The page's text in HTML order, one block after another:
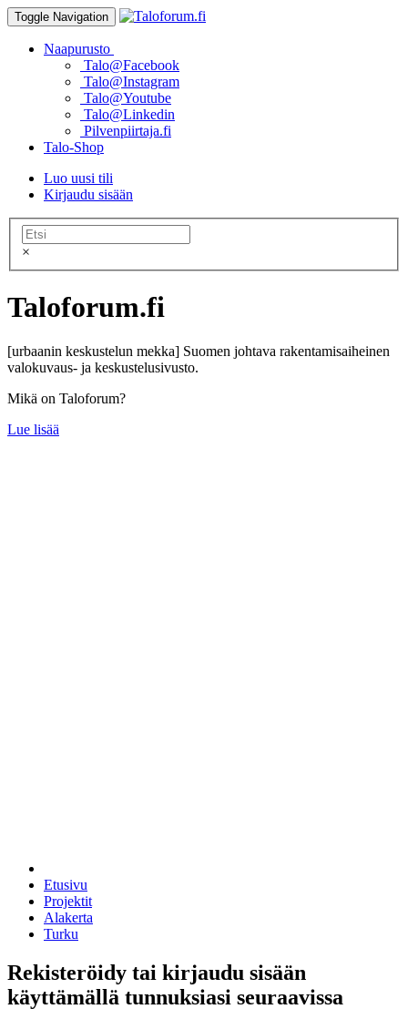
Toggle Navigation
Naapurusto
Talo@Facebook
Talo@Instagram
Talo@Youtube
Talo@Linkedin
Pilvenpiirtaja.fi
Talo-Shop
Luo uusi tili
Kirjaudu sisään
×
Taloforum.fi
[urbaanin keskustelun mekka] Suomen johtava rakentamisaiheinen
valokuvaus- ja keskustelusivusto.
Mikä on Taloforum?
Lue lisää
Etusivu
Projektit
Alakerta
Turku
Rekisteröidy tai kirjaudu sisään
käyttämällä tunnuksiasi seuraavissa